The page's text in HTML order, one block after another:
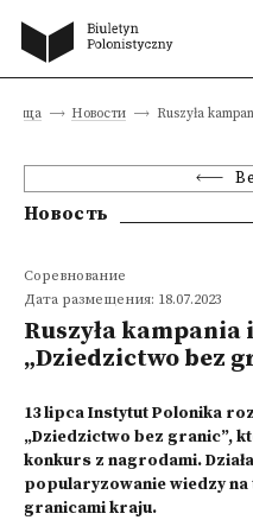
Новости Ruszyła
Новость
Соревнование
Дата размещения: 18.07.2023
Ruszyła
„Dziedzictwo bez
13 lipca Instytut Polonika
„Dziedzictwo bez granic”,
konkurs z nagrodami.
popularyzowanie wiedzy
granicami kraju.